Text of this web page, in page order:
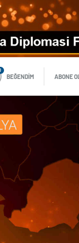
BEĞENDİM ABONE